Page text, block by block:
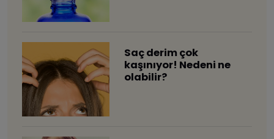
​Saç derim çok
kaşınıyor! Nedeni ne
olabilir?